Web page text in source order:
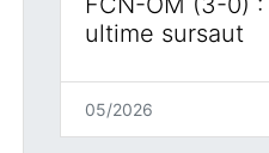
ultime sursaut
05/2026